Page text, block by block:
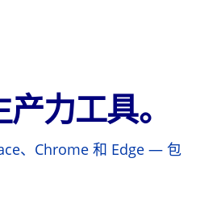
力工具。
、Chrome 和 Edge — 包